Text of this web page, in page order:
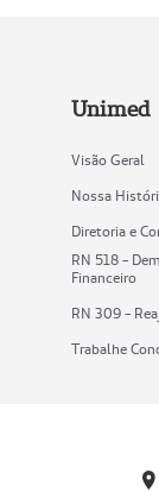
Unimed
Visão Geral
Nossa
Diretoria e
RN 518 -
Financeiro
RN 309 -
Trabalhe